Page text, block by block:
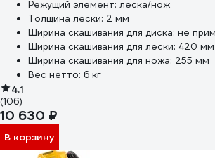
Режущий элемент: леска/нож
Толщина лески: 2 мм
Ширина скашивания для диска: не
Ширина скашивания для лески: 420 мм
Ширина скашивания для ножа: 255 мм
Вес нетто: 6 кг
4.1
(106)
10 630 ₽
В корзину